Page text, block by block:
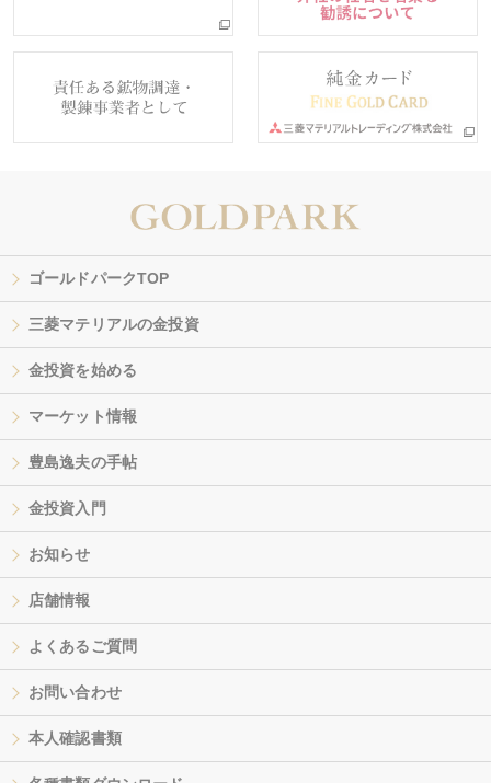
ゴールドパークTOP
三菱マテリアルの金投資
金投資を始める
マーケット情報
豊島逸夫の手帖
金投資入門
お知らせ
店舗情報
よくあるご質問
お問い合わせ
本人確認書類